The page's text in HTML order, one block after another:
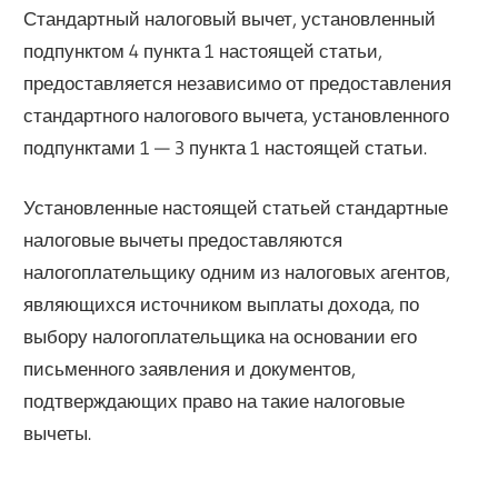
Стандартный налоговый вычет, установленный
подпунктом 4 пункта 1 настоящей статьи,
предоставляется независимо от предоставления
стандартного налогового вычета, установленного
подпунктами 1 — 3 пункта 1 настоящей статьи.
Установленные настоящей статьей стандартные
налоговые вычеты предоставляются
налогоплательщику одним из налоговых агентов,
являющихся источником выплаты дохода, по
выбору налогоплательщика на основании его
письменного заявления и документов,
подтверждающих право на такие налоговые
вычеты.